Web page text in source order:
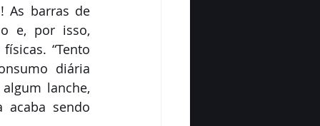
As barras de
e, por isso,
“Tento
diária
lanche,
acaba sendo